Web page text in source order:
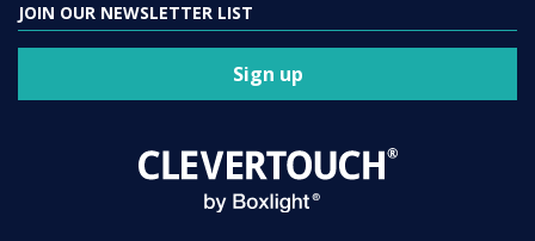
JOIN OUR NEWSLETTER LIST
Sign up